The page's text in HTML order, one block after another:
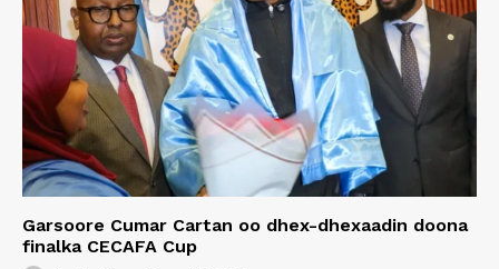
Garsoore Cumar Cartan oo dhex-dhexaadin doona
finalka CECAFA Cup